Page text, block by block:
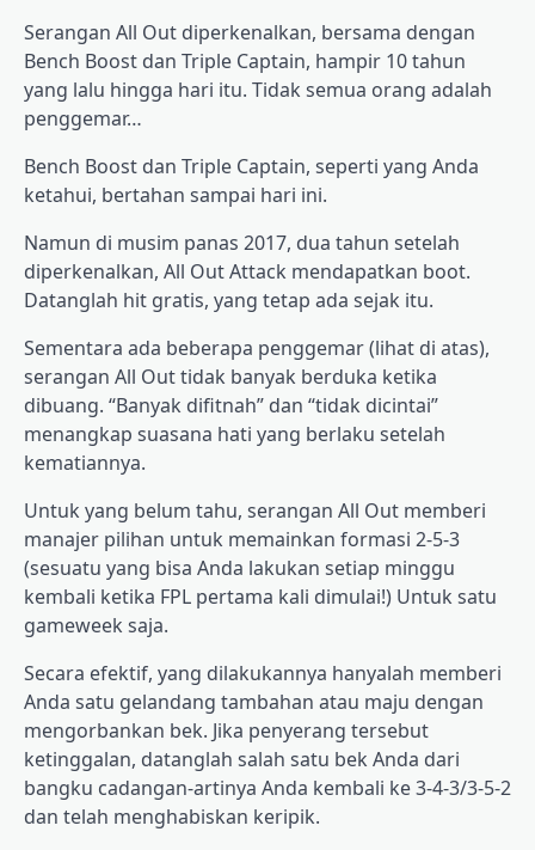
Serangan All Out diperkenalkan, bersama dengan
Bench Boost dan Triple Captain, hampir 10 tahun
yang lalu hingga hari itu. Tidak semua orang adalah
penggemar…
Bench Boost dan Triple Captain, seperti yang Anda
ketahui, bertahan sampai hari ini.
Namun di musim panas 2017, dua tahun setelah
diperkenalkan, All Out Attack mendapatkan boot.
Datanglah hit gratis, yang tetap ada sejak itu.
Sementara ada beberapa penggemar (lihat di atas),
serangan All Out tidak banyak berduka ketika
dibuang. “Banyak difitnah” dan “tidak dicintai”
menangkap suasana hati yang berlaku setelah
kematiannya.
Untuk yang belum tahu, serangan All Out memberi
manajer pilihan untuk memainkan formasi 2-5-3
(sesuatu yang bisa Anda lakukan setiap minggu
kembali ketika FPL pertama kali dimulai!) Untuk satu
gameweek saja.
Secara efektif, yang dilakukannya hanyalah memberi
Anda satu gelandang tambahan atau maju dengan
mengorbankan bek. Jika penyerang tersebut
ketinggalan, datanglah salah satu bek Anda dari
bangku cadangan-artinya Anda kembali ke 3-4-3/3-5-2
dan telah menghabiskan keripik.